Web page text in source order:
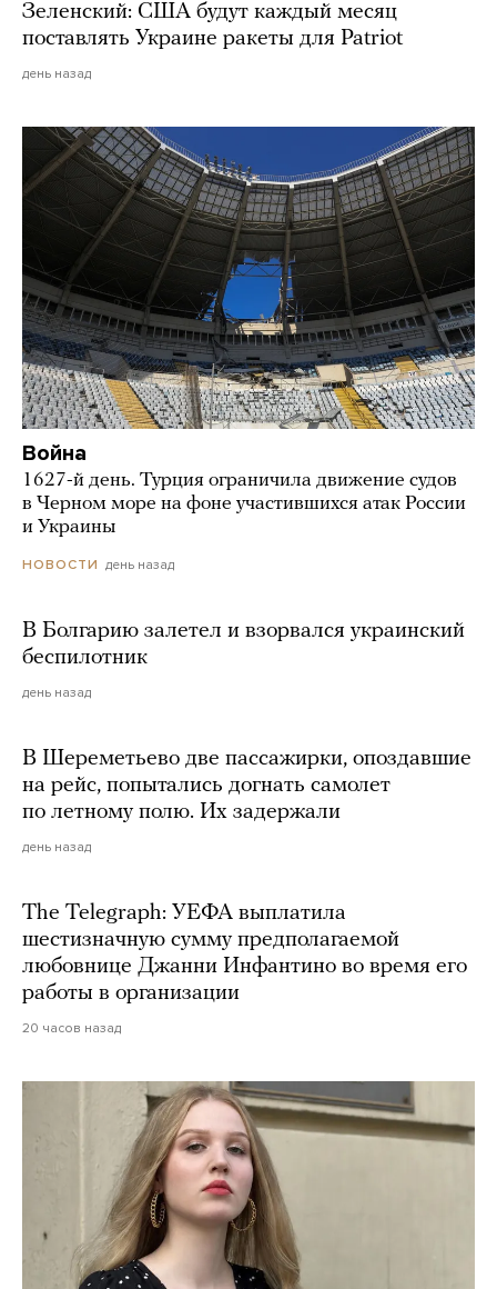
Зеленский: США будут каждый месяц
поставлять Украине ракеты для Patriot
день назад
Война
1627-й день. Турция ограничила движение судов
в Черном море на фоне участившихся атак России
и Украины
НОВОСТИ день назад
В Болгарию залетел и взорвался украинский
беспилотник
день назад
В Шереметьево две пассажирки, опоздавшие
на рейс, попытались догнать самолет
по летному полю. Их задержали
день назад
The Telegraph: УЕФА выплатила
шестизначную сумму предполагаемой
любовнице Джанни Инфантино во время его
работы в организации
20 часов назад